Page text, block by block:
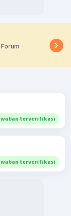
terverifikasi
terverifikasi